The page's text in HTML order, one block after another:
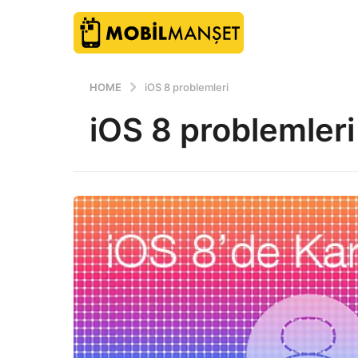
HOME iOS 8 problemleri
iOS 8 problemleri